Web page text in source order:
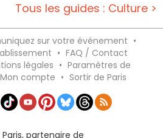
Tous les guides : Culture >
sur votre événement •
• FAQ / Contact
légales • Paramètres de
Mon compte • Sortir de Paris
partenaire de